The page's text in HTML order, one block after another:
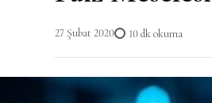
27 Şubat 2020 10 dk okuma